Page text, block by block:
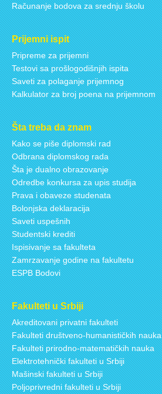
Računanje bodova za srednju školu
Prijemni ispit
Pripreme za prijemni
Testovi sa prošlogodišnjih ispita
Saveti za polaganje prijemnog
Kalkulator za broj poena na prijemnom
Šta treba da znam
Kako se piše diplomski rad
Odbrana diplomskog rada
Šta je dualno obrazovanje
Odredbe konkursa za upis studija
Prava i obaveze studenata
Bolonjska deklaracija
Saveti uspešnih
Studentski krediti
Ispisivanje sa fakulteta
Zamrzavanje godine na fakultetu
ESPB Bodovi
Fakulteti u Srbiji
Akreditovani privatni fakulteti
Fakulteti društveno-humanističkih nauka
Fakulteti prirodno-matematičkih nauka
Elektrotehnički fakulteti u Srbiji
Mašinski fakulteti u Srbiji
Poljoprivredni fakulteti u Srbiji